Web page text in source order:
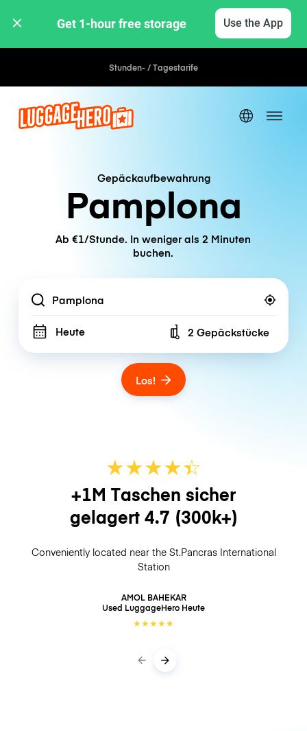
Get 1-hour free storage Use the App
Stunden- / Tagestarife
Gepäckaufbewahrung
Pamplona
Ab €1/Stunde. In weniger als 2 Minuten
buchen.
Location
Heute Number of bags
2 Gepäckstücke
Los!
★★★★☆
★
+1M Taschen sicher
gelagert 4.7 (300k+)
Conveniently located near the St.Pancras International
Station
AMOL BAHEKAR
Used LuggageHero Heute
★★★★★